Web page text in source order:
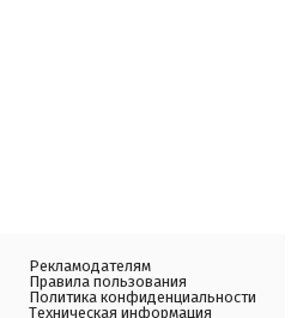
Рекламодателям
Правила пользования
Политика конфиденциальности
Техническая информация